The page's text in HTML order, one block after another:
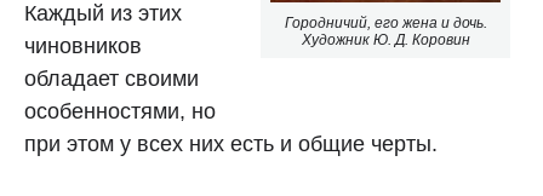
Городничий, его жена и дочь.
Художник Ю. Д. Коровин
Каждый из этих
чиновников
обладает своими
особенностями, но
при этом у всех них есть и общие черты.